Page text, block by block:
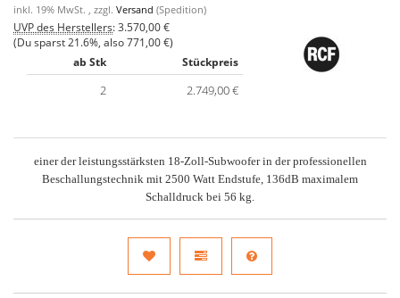
inkl. 19% MwSt. , zzgl. Versand (Spedition)
UVP des Herstellers:3.570,00 €
(Du sparst 21.6% , also771,00 €)
ab Stk
Stückpreis
2 2.749,00 €
einer der leistungsstärksten 18-Zoll-Subwoofer in der professionellen
Beschallungstechnik mit 2500 Watt Endstufe, 136dB maximalem
Schalldruck bei 56 kg.